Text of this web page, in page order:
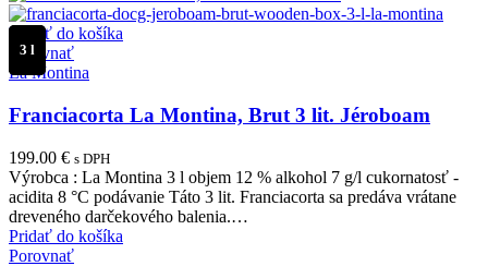
Pridať do košíka
Porovnať
La Montina
Franciacorta La Montina, Brut 3 lit. Jéroboam
199.00 € s DPH
3 l
Výrobca : La Montina 3 l objem 12 % alkohol 7 g/l cukornatosť -
acidita 8 °C podávanie Táto 3 lit. Franciacorta sa predáva vrátane
dreveného darčekového balenia.…
Pridať do košíka
Porovnať